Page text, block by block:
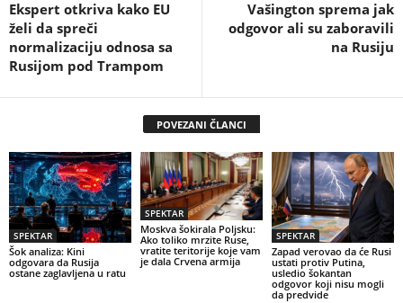
Ekspert otkriva kako EU
želi da spreči
normalizaciju odnosa sa
Rusijom pod Trampom
Vašington sprema jak
odgovor ali su zaboravili
na Rusiju
POVEZANI ČLANCI
SPEKTAR
Šok analiza: Kini
odgovara da Rusija
ostane zaglavljena u ratu
SPEKTAR
Moskva šokirala Poljsku:
Ako toliko mrzite Ruse,
vratite teritorije koje vam
je dala Crvena armija
SPEKTAR
Zapad verovao da će Rusi
ustati protiv Putina,
usledio šokantan
odgovor koji nisu mogli
da predvide